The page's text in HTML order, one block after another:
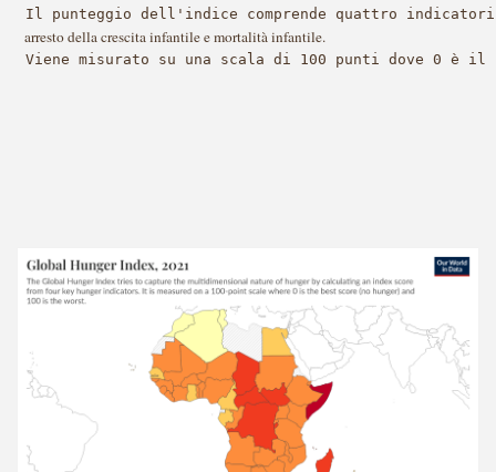
Il punteggio dell'indice comprende quattro indicatori
arresto della crescita infantile emortalità infantile.
Viene misurato su una scala di 100 punti dove 0 è il